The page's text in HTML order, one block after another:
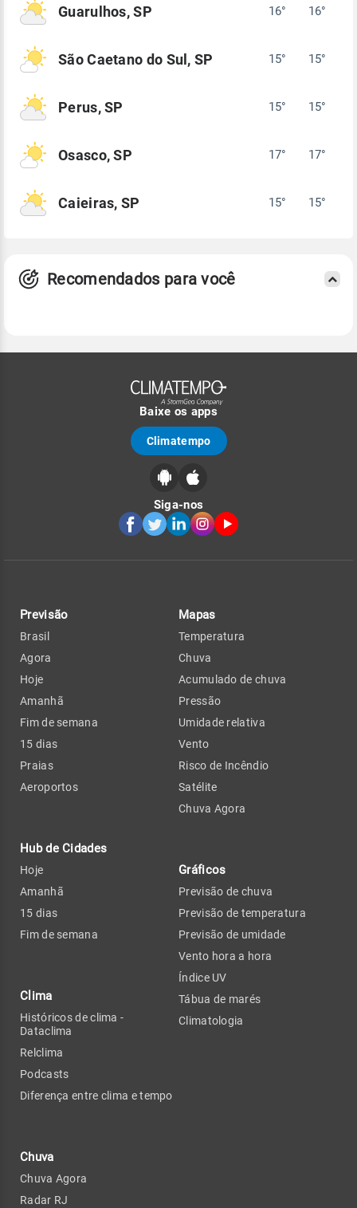
Guarulhos, SP 16° 16°
São Caetano do Sul, SP 15° 15°
Perus, SP 15° 15°
Osasco, SP 17° 17°
Caieiras, SP 15° 15°
Recomendados para você
Baixe os apps
Climatempo
Siga-nos
Previsão
Brasil
Agora
Hoje
Amanhã
Fim de semana
15 dias
Praias
Aeroportos
Hub de Cidades
Hoje
Amanhã
15 dias
Fim de semana
Clima
Históricos de clima -
Dataclima
Relclima
Podcasts
Diferença entre clima e tempo
Chuva
Chuva Agora
Radar RJ
Mapas
Temperatura
Chuva
Acumulado de chuva
Pressão
Umidade relativa
Vento
Risco de Incêndio
Satélite
Chuva Agora
Gráficos
Previsão de chuva
Previsão de temperatura
Previsão de umidade
Vento hora a hora
Índice UV
Tábua de marés
Climatologia